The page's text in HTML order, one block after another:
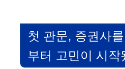
V
i
첫 관문, 증권사
부터 고민이 시작